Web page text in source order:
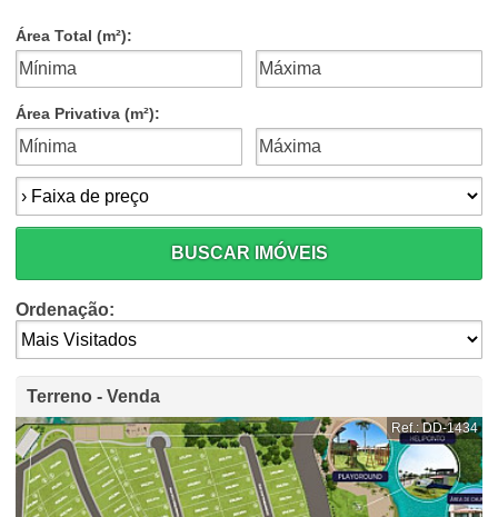
Área Total (m²):
Área Privativa (m²):
Faixa de preço:
BUSCAR IMÓVEIS
Ordenação:
Terreno - Venda
Ref.: DD-1434